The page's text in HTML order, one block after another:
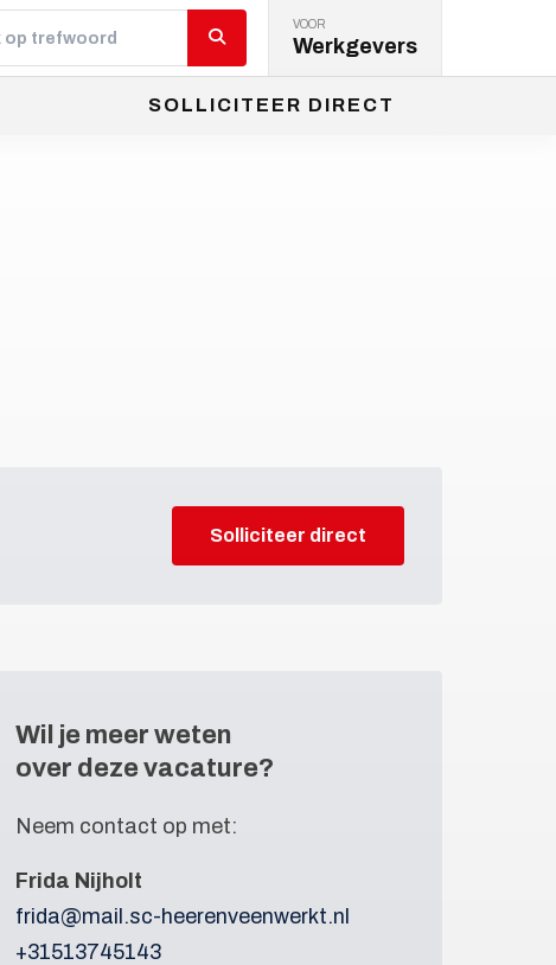
VOOR
Werkgevers
SOLLICITEER DIRECT
Solliciteer direct
Wil je meer weten
over deze vacature?
Neem contact op met:
Frida Nijholt
frida@mail.sc-heerenveenwerkt.nl
+31513745143